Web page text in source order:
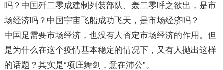
吗？中国歼二零成建制列装部队、轰二零呼之欲出，是市
场经济吗？中国宇宙飞船成功飞天，是市场经济吗？
中国是需要市场经济，也没有人否定市场经济的作用。但
是为什么在这个疫情基本稳定的情况下，又有人抛出这样
的话题？其实是“项庄舞剑，意在沛公”。